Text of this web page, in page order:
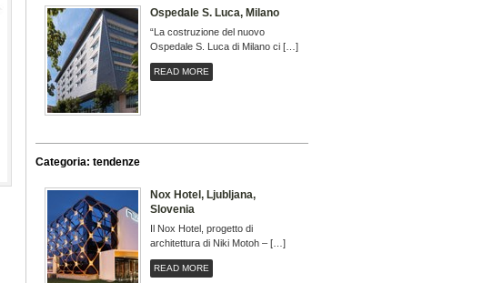
Ospedale S. Luca, Milano
“La costruzione del nuovo
Ospedale S. Luca di Milano ci […]
READ MORE
Categoria: tendenze
Nox Hotel, Ljubljana,
Slovenia
Il Nox Hotel, progetto di
architettura di Niki Motoh – […]
READ MORE